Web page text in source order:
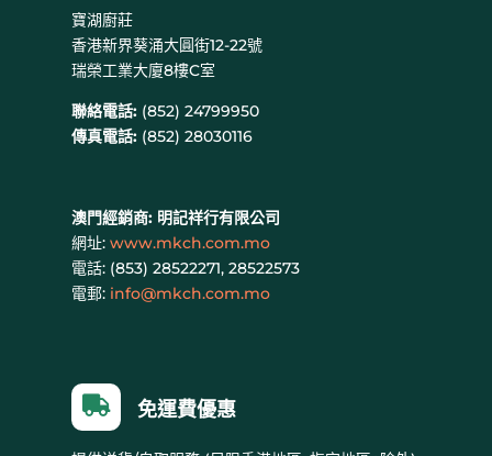
寶湖廚莊
香港新界葵涌大圓街12-22號
瑞榮工業大廈8樓C室
聯絡電話: (852) 24799950
傳真電話:(852) 28030116
澳門經銷商: 明記祥行有限公司
網址: www.mkch.com.mo
電話: (853) 28522271, 28522573
電郵: info@mkch.com.mo
 免運費優惠